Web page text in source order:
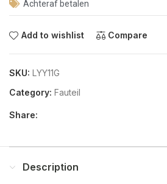
Achteraf betalen
Add to wishlist Compare
SKU: LYY11G
Category: Fauteil
Share:
Description